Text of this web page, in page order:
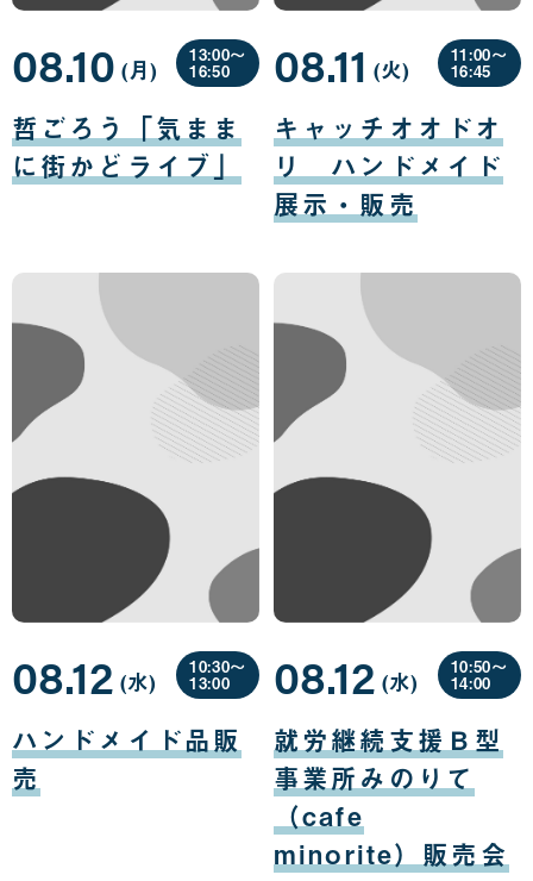
哲ごろう「気まま
に街かどライブ」
08.10
月
10
日
(月曜
日
)
13:00〜
16:50
キャッチオオドオ
リ ハンドメイド
展示・販売
08.11
月
11
日
(火曜
日
)
11:00〜
16:45
ハンドメイド品販
売
08.12
月
12
日
(水曜
日
)
10:30〜
13:00
就労継続支援Ｂ型
事業所みのりて
（cafe
minorite）販売会
08.12
月
12
日
(水曜
日
)
10:50〜
14:00